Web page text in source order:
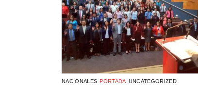
NACIONALES PORTADA UNCATEGORIZED